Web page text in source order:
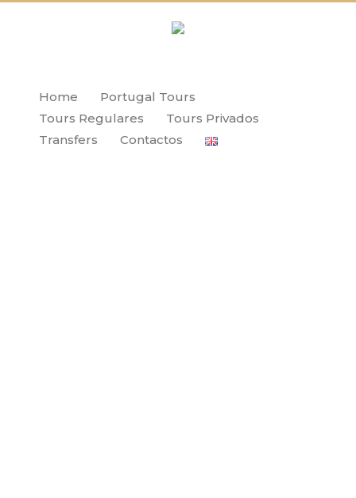
Home
Portugal Tours
Tours Regulares
Tours Privados
Transfers
Contactos